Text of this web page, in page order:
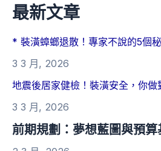
最新文章
* 裝潢蟑螂退散！專家不說的5個
3 3 月, 2026
地震後居家健檢！裝潢安全，你做
3 3 月, 2026
前期規劃：夢想藍圖與預算